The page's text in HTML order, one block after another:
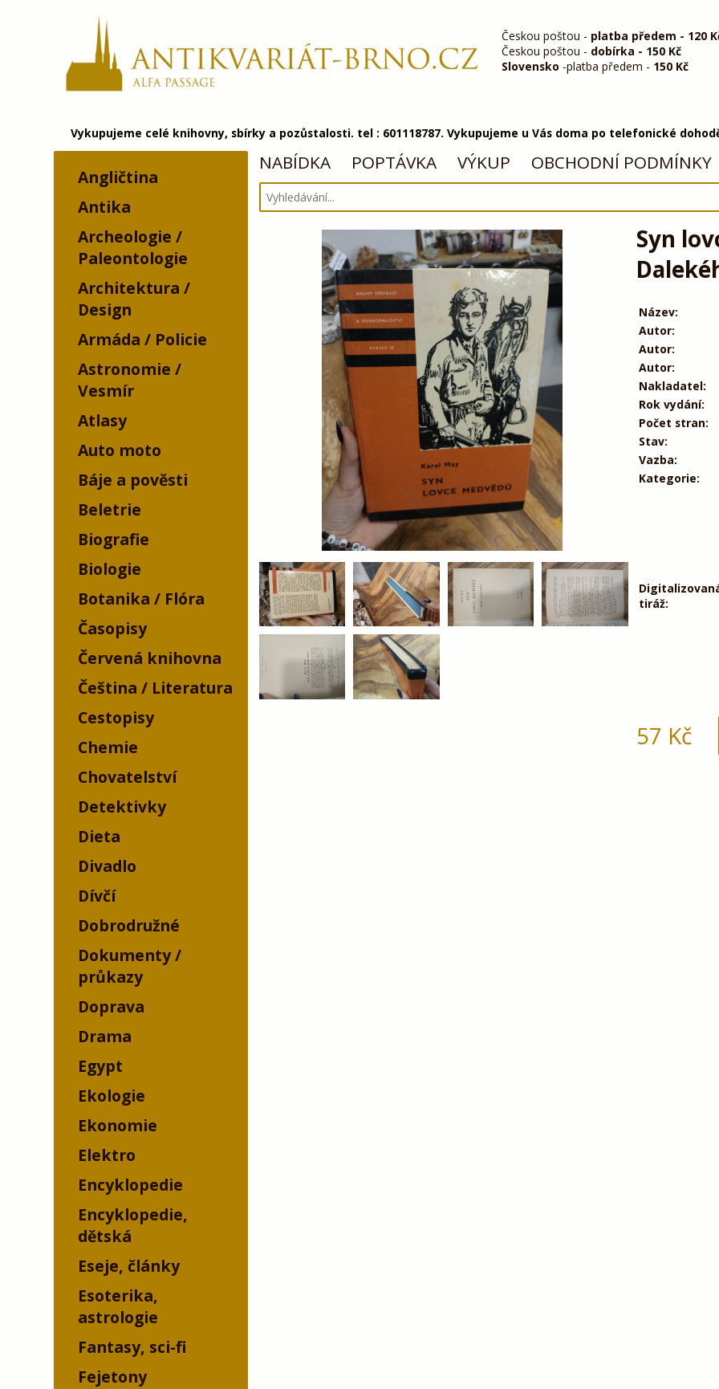
Českou poštou - platba předem - 120
Českou poštou - dobírka - 150 Kč
Slovensko -platba předem - 150 Kč
Vykupujeme celé knihovny, sbírky a pozůstalosti. tel : 601118787. Vykupujeme u Vás doma po telefonické
Angličtina
Antika
Archeologie /
Paleontologie
Architektura /
Design
Armáda / Policie
Astronomie /
Vesmír
Atlasy
Auto moto
Báje a pověsti
Beletrie
Biografie
Biologie
Botanika / Flóra
Časopisy
Červená knihovna
Čeština / Literatura
Cestopisy
Chemie
Chovatelství
Detektivky
Dieta
Divadlo
Dívčí
Dobrodružné
Dokumenty /
průkazy
Doprava
Drama
Egypt
Ekologie
Ekonomie
Elektro
Encyklopedie
Encyklopedie,
dětská
Eseje, články
Esoterika,
astrologie
Fantasy, sci-fi
Fejetony
NABÍDKA POPTÁVKA VÝKUP OBCHODNÍ PODMÍNKY
Syn
Název:
Autor:
Autor:
Autor:
Nakladatel:
Rok vydání:
Počet stran:
Stav:
Vazba:
Kategorie:
tiráž:
57 Kč